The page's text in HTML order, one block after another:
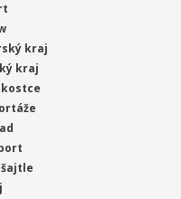
kraj
kraj
kostce